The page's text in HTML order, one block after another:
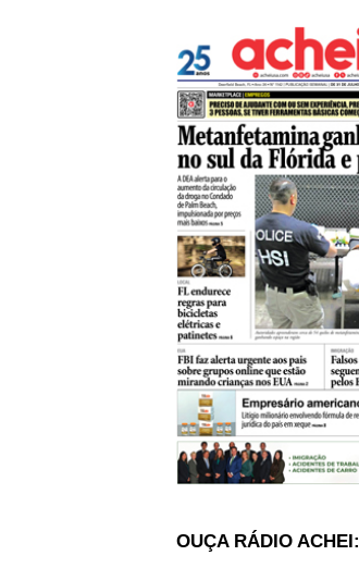
OUÇA RÁDIO ACHEI: